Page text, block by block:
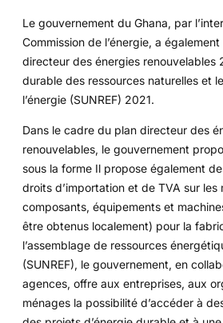
Le gouvernement du Ghana, par
Commission de l’énergie, a
directeur des énergies renouvelables
durable des ressources naturelles et
l’énergie (SUNREF) 2021.
Dans le cadre du plan directeur des
renouvelables, le gouvernement
sous la forme Il propose également
droits d’importation et de TVA sur les
composants, équipements et
être obtenus localement) pour la
l’assemblage de ressources
(SUNREF), le gouvernement, en
agences, offre aux entreprises, aux
ménages la possibilité d’accéder à